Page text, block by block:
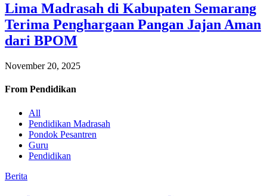
Lima Madrasah di Kabupaten Semarang
Terima Penghargaan Pangan Jajan Aman
dari BPOM
November 20, 2025
From Pendidikan
All
Pendidikan Madrasah
Pondok Pesantren
Guru
Pendidikan
Berita